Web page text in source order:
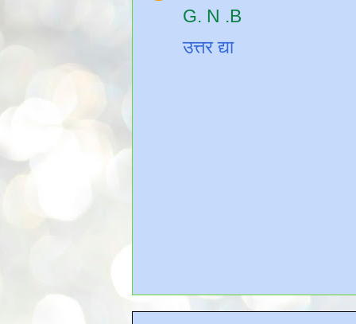
G. N .B
उत्तर द्या